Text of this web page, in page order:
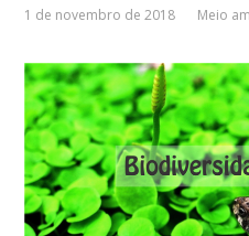
1 de novembro de 2018 Meio